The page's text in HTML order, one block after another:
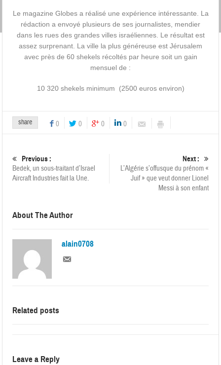
Le magazine Globes a réalisé une expérience intéressante. La
rédaction a envoyé plusieurs de ses journalistes, mendier
dans les rues des grandes villes israéliennes. Le résultat est
assez surprenant. La ville la plus généreuse est Jérusalem
avec près de 60 shekels récoltés par heure soit un gain
mensuel de :
10 320 shekels minimum (2500 euros environ)
share 0 0 0 0
Previous :
Bedek, un sous-traitant d’Israel
Aircraft Industries fait la Une.
Next :
L’Algérie s’offusque du prénom «
Juif » que veut donner Lionel
Messi à son enfant
About The Author
alain0708
Related posts
Leave a Reply